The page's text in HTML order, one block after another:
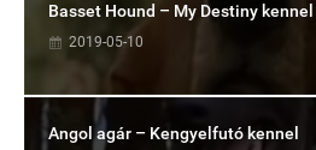
Basset Hound – My Destiny kennel
2019-05-10
Angol agár – Kengyelfutó kennel